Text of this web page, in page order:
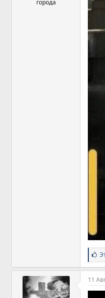
города
С
и
м
п
т
11